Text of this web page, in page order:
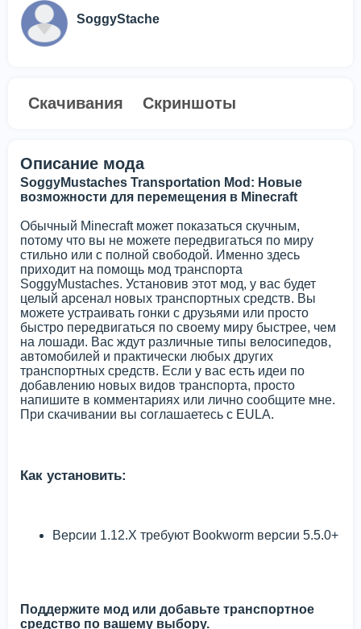
SoggyStache
Скачивания Скриншоты
Описание мода
SoggyMustaches Transportation Mod: Новые
возможности для перемещения в Minecraft
Обычный Minecraft может показаться скучным,
потому что вы не можете передвигаться по миру
стильно или с полной свободой. Именно здесь
приходит на помощь мод транспорта
SoggyMustaches. Установив этот мод, у вас будет
целый арсенал новых транспортных средств. Вы
можете устраивать гонки с друзьями или просто
быстро передвигаться по своему миру быстрее, чем
на лошади. Вас ждут различные типы велосипедов,
автомобилей и практически любых других
транспортных средств. Если у вас есть идеи по
добавлению новых видов транспорта, просто
напишите в комментариях или лично сообщите мне.
При скачивании вы соглашаетесь с EULA.
Как установить:
Версии 1.12.X требуют Bookworm версии 5.5.0+
Поддержите мод или добавьте транспортное
средство по вашему выбору.